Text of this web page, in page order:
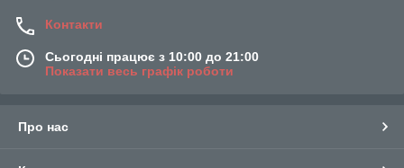
Контакти
Сьогодні працює з 10:00 до 21:00
Показати весь графік роботи
Про нас